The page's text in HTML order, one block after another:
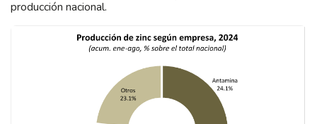
producción nacional.